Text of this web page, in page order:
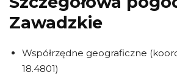
Zawadzkie
Współrzędne geograficzne
18.4801)